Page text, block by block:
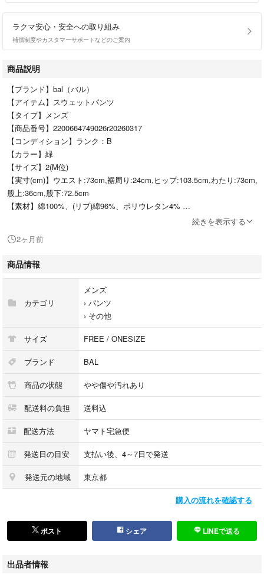
ラクマ安心・安全への取り組み
補償制度やカスタマーサポートなどのご案内
商品説明
【ブランド】bal（バル）
【アイテム】スウェットパンツ
【タイプ】メンズ
【商品番号】2200664749026r20260317
【コンディション】ランク：B
【カラー】緑
【サイズ】2(M位)
【実寸(cm)】ウエスト:73cm,裾周り:24cm,ヒップ:103.5cm,わたり:73cm,
股上:36cm,股下:72.5cm
【素材】綿100%、(リブ)綿96%、ポリウレタン4%
【その他詳細】
シーズン：春夏
ポケット：あり 外ポケット:4
裏地：なし
光沢：なし
柄：無地
丈：ショート丈・ハーフ丈
※商品は複数サイトで共有している為システムで在庫調整を行っておりま
すが、ずれが生じ欠品となる場合もございます。
【商品コード】3328426M0002
【コンディションについて】
RAGTAG Onlineでは商品がユーズドである性質を考慮して、
・新品同様…新品または新品同様のもの ※
・B…着用感が少なく、汚れやダメージが気にならないもの
続きを表示する
2ヶ月前
商品情報
カテゴリ
メンズ
› パンツ
› その他
サイズ FREE / ONESIZE
ブランド BAL
商品の状態 やや傷や汚れあり
配送料の負担 送料込
配送方法 ヤマト宅急便
発送日の目安 支払い後、4～7日で発送
発送元の地域 東京都
購入の流れを確認する
ポスト シェア LINEで送る
出品者情報